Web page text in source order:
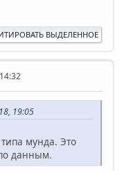
ВЫДЕЛЕННОЕ
19:05
мунда. Это
данным.